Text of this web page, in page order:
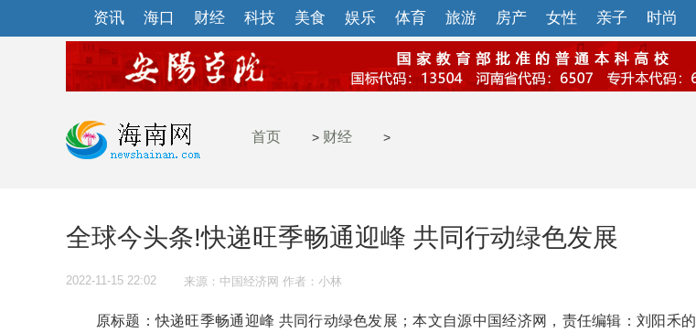
资讯 海口 财经 科技 美食 娱乐 体育 旅游 房产 女性 亲子 时尚
首页 > 财经 >
全球今头条!快递旺季畅通迎峰 共同行动绿色发展
2022-11-15 22:02 来源：中国经济网 作者：小林
原标题：快递旺季畅通迎峰 共同行动绿色发展；本文自源中国经济网，责任编辑：刘阳禾的